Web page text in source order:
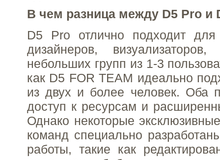
В чем разница между D5 Pro и
D5 Pro отлично подходит для
дизайнеров,
небольших групп из 1-3
как D5 FOR TEAM идеально
из двух и более человек. Оба
доступ к ресурсам и
Однако некоторые
команд специально
работы, такие как